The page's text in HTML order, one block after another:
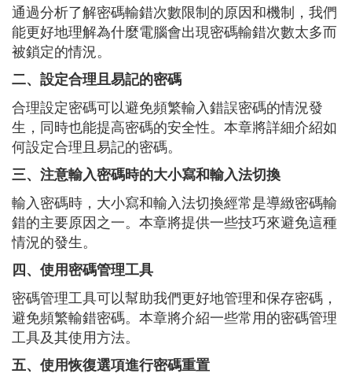
通過分析了解密碼輸錯次數限制的原因和機制，我們
能更好地理解為什麼電腦會出現密碼輸錯次數太多而
被鎖定的情況。
二、設定合理且易記的密碼
合理設定密碼可以避免頻繁輸入錯誤密碼的情況發
生，同時也能提高密碼的安全性。本章將詳細介紹如
何設定合理且易記的密碼。
三、注意輸入密碼時的大小寫和輸入法切換
輸入密碼時，大小寫和輸入法切換經常是導緻密碼輸
錯的主要原因之一。本章將提供一些技巧來避免這種
情況的發生。
四、使用密碼管理工具
密碼管理工具可以幫助我們更好地管理和保存密碼，
避免頻繁輸錯密碼。本章將介紹一些常用的密碼管理
工具及其使用方法。
五、使用恢復選項進行密碼重置